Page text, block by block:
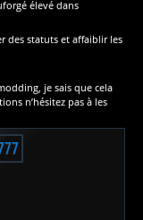
élevé dans
des statuts et affaiblir les
je sais que cela
n’hésitez pas à les